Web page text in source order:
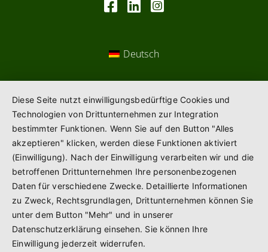
Deutsch
Diese Seite nutzt einwilligungsbedürftige Cookies und
Technologien von Drittunternehmen zur Integration
bestimmter Funktionen. Wenn Sie auf den Button "Alles
akzeptieren" klicken, werden diese Funktionen aktiviert
(Einwilligung). Nach der Einwilligung verarbeiten wir und die
betroffenen Drittunternehmen Ihre personenbezogenen
Daten für verschiedene Zwecke. Detaillierte Informationen
zu Zweck, Rechtsgrundlagen, Drittunternehmen können Sie
unter dem Button "Mehr" und in unserer
Datenschutzerklärung einsehen. Sie können Ihre
Einwilligung jederzeit widerrufen.